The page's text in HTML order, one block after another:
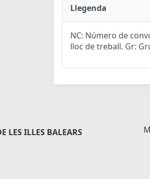
Llegenda
NC: Número de
lloc de treball. Gr:
LES ILLES BALEARS